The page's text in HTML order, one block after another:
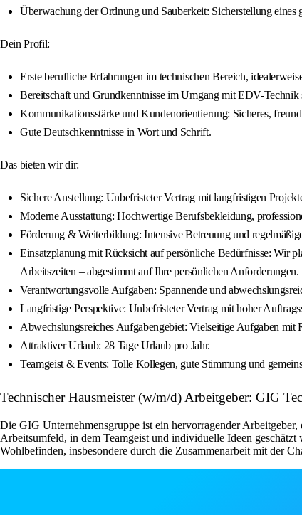
Überwachung der Ordnung und Sauberkeit: Sicherstellung
Dein Profil:
Erste berufliche Erfahrungen im technischen Bereich,
Bereitschaft und Grundkenntnisse im Umgang mit EDV-
Kommunikationsstärke und Kundenorientierung: Sicheres,
Gute Deutschkenntnisse in Wort und Schrift.
Das bieten wir dir:
Sichere Anstellung: Unbefristeter Vertrag mit langfristigen
Moderne Ausstattung: Hochwertige Berufsbekleidung,
Förderung & Weiterbildung: Intensive Betreuung und
Einsatzplanung mit Rücksicht auf persönliche Bedürfnisse: Wir
Arbeitszeiten – abgestimmt auf Ihre persönlichen Anforderungen.
Verantwortungsvolle Aufgaben: Spannende und
Langfristige Perspektive: Unbefristeter Vertrag mit hoher
Abwechslungsreiches Aufgabengebiet: Vielseitige Aufgaben mit
Attraktiver Urlaub: 28 Tage Urlaub pro Jahr.
Teamgeist & Events: Tolle Kollegen, gute Stimmung und
Technischer Hausmeister (w/m/d) Arbeitgeber: GIG
Die GIG Unternehmensgruppe ist ein hervorragender
Arbeitsumfeld, in dem Teamgeist und individuelle Ideen
Wohlbefinden, insbesondere durch die Zusammenarbeit mit der